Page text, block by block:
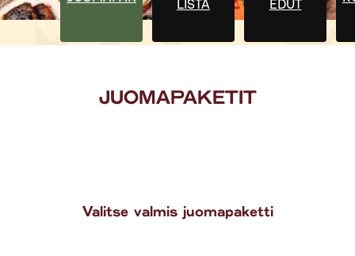
LISTA
EDUT
JUOMAPAKETIT
Valitse valmis juomapaketti